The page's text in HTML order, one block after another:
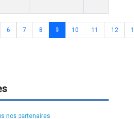
Page 9 sur 62
6 7 8 9 10 11 12
nos partenaires